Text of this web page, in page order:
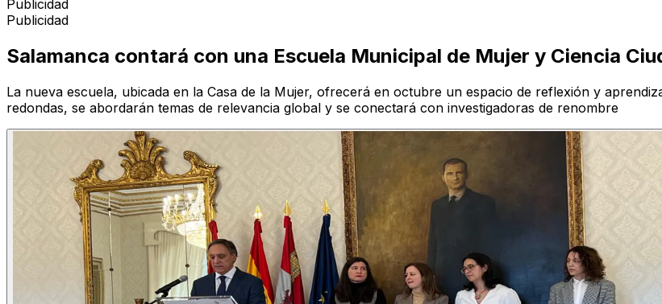
Publicidad
Publicidad
Salamanca contará con una Escuela Municipal de Mujer y Ciencia
La nueva escuela, ubicada en la Casa de la Mujer, ofrecerá en octubre un espacio de reflexión y
redondas, se abordarán temas de relevancia global y se conectará con investigadoras de renombre